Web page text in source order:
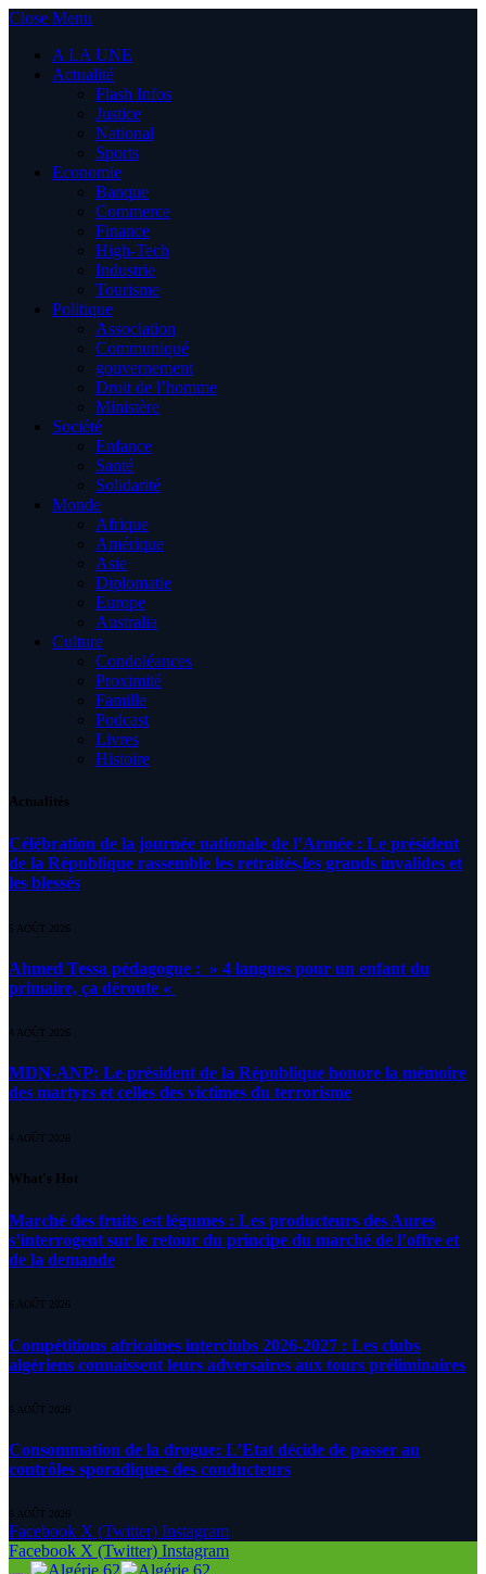
Close Menu
A LA UNE
Actualité
Flash Infos
Justice
National
Sports
Economie
Banque
Commerce
Finance
High-Tech
Industrie
Tourisme
Politique
Association
Communiqué
gouvernement
Droit de l’homme
Ministère
Société
Enfance
Santé
Solidarité
Monde
Afrique
Amérique
Asie
Diplomatie
Europe
Australia
Culture
Condoléances
Proximité
Famille
Podcast
Livres
Histoire
Actualités
Célébration de la journée nationale de l’Armée : Le président
de la République rassemble les retraités,les grands invalides et
les blessés
5 AOÛT 2026
Ahmed Tessa pédagogue : » 4 langues pour un enfant du
primaire, ça déroute «
4 AOÛT 2026
MDN-ANP: Le président de la République honore la mémoire
des martyrs et celles des victimes du terrorisme
4 AOÛT 2026
What's Hot
Marché des fruits est légumes : Les producteurs des Aures
s’interrogent sur le retour du principe du marché de l’offre et
de la demande
6 AOÛT 2026
Compétitions africaines interclubs 2026-2027 : Les clubs
algériens connaissent leurs adversaires aux tours préliminaires
6 AOÛT 2026
Consommation de la drogue: L’Etat décide de passer au
contrôles sporadiques des conducteurs
6 AOÛT 2026
Facebook X (Twitter) Instagram
Facebook X (Twitter) Instagram